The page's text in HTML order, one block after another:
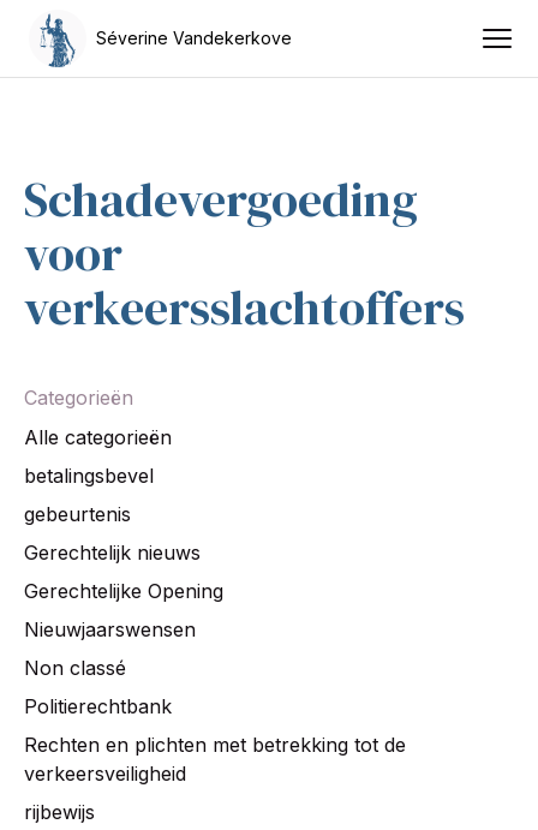
Séverine Vandekerkove
Schadevergoeding
voor
verkeersslachtoffers
Categorieën
Alle categorieën
betalingsbevel
gebeurtenis
Gerechtelijk nieuws
Gerechtelijke Opening
Nieuwjaarswensen
Non classé
Politierechtbank
Rechten en plichten met betrekking tot de
verkeersveiligheid
rijbewijs